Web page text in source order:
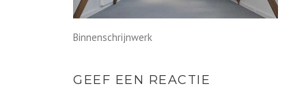
Binnenschrijnwerk
GEEF EEN REACTIE